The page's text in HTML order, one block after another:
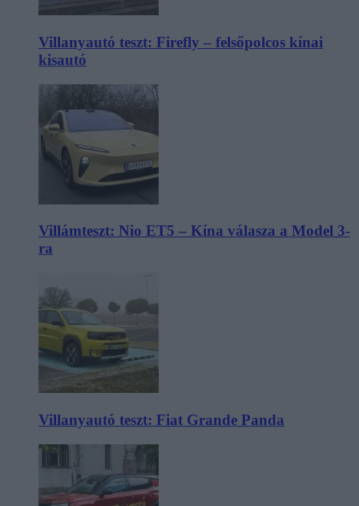
Villanyautó teszt: Firefly – felsőpolcos kínai
kisautó
Villámteszt: Nio ET5 – Kína válasza a Model 3-
ra
Villanyautó teszt: Fiat Grande Panda